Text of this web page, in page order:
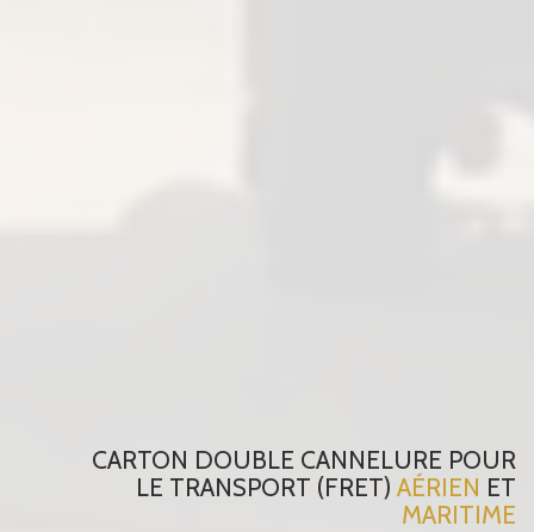
CARTON DOUBLE CANNELURE POUR
LE TRANSPORT (FRET) AÉRIEN ET
MARITIME